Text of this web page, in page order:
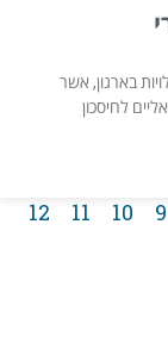
בארגון, אשר
לחיסכון
9
10
11
12